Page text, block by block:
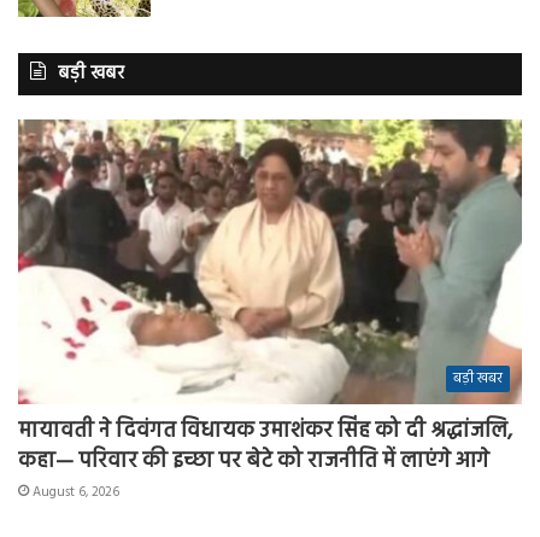
बड़ी खबर
बड़ी खबर
मायावती ने दिवंगत विधायक उमाशंकर सिंह को दी श्रद्धांजलि,
कहा— परिवार की इच्छा पर बेटे को राजनीति में लाएंगे आगे
August 6, 2026